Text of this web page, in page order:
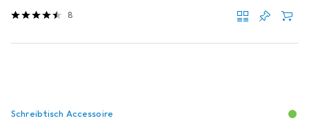
8
Schreibtisch Accessoire